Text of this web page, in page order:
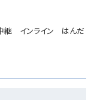
継 インライン はんだ